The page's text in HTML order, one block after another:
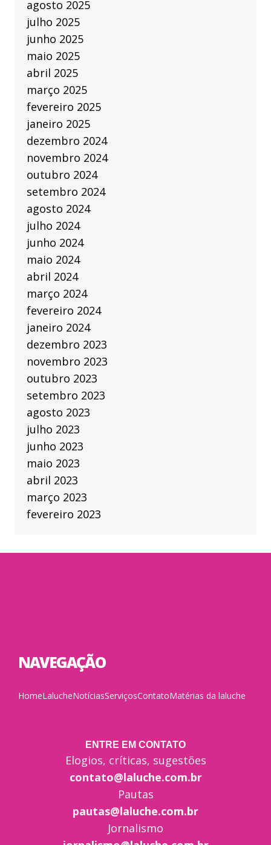
agosto 2025
julho 2025
junho 2025
maio 2025
abril 2025
março 2025
fevereiro 2025
janeiro 2025
dezembro 2024
novembro 2024
outubro 2024
setembro 2024
agosto 2024
julho 2024
junho 2024
maio 2024
abril 2024
março 2024
fevereiro 2024
janeiro 2024
dezembro 2023
novembro 2023
outubro 2023
setembro 2023
agosto 2023
julho 2023
junho 2023
maio 2023
abril 2023
março 2023
fevereiro 2023
NAVEGAÇÃO
HomeLalucheNotíciasServiçosContatoMatérias da laluche
ENTRE EM CONTATO
Elogios, críticas, sugestões
contato@laluche.com.br
Pautas
pautas@laluche.com.br
Jornalismo